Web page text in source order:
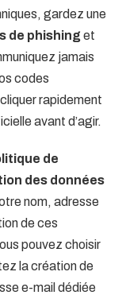
gardez une
de phishing et
jamais
codes
rapidement
avant d’agir.
de
des données
nom, adresse
de ces
pouvez choisir
la création de
e-mail dédiée